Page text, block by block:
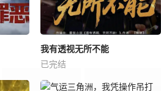
我有透视无所不能
已完结